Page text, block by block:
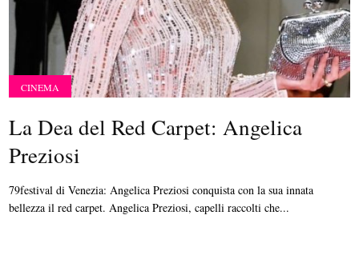
CINEMA
La Dea del Red Carpet: Angelica
Preziosi
79festival di Venezia: Angelica Preziosi conquista con la sua innata
bellezza il red carpet. Angelica Preziosi, capelli raccolti che...